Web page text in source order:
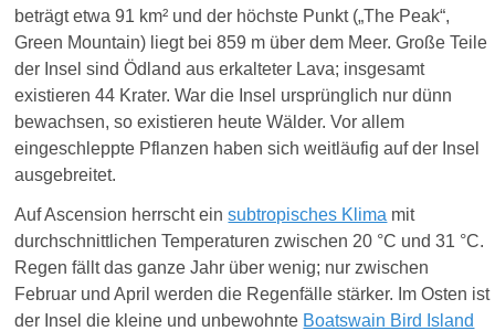
beträgt etwa 91 km² und der höchste Punkt („The Peak“,
Green Mountain) liegt bei 859 m über dem Meer. Große Teile
der Insel sind Ödland aus erkalteter Lava; insgesamt
existieren 44 Krater. War die Insel ursprünglich nur dünn
bewachsen, so existieren heute Wälder. Vor allem
eingeschleppte Pflanzen haben sich weitläufig auf der Insel
ausgebreitet.
Auf Ascension herrscht einsubtropisches Klima mit
durchschnittlichen Temperaturen zwischen 20 °C und 31 °C.
Regen fällt das ganze Jahr über wenig; nur zwischen
Februar und April werden die Regenfälle stärker. Im Osten ist
der Insel die kleine und unbewohnte Boatswain Bird Island